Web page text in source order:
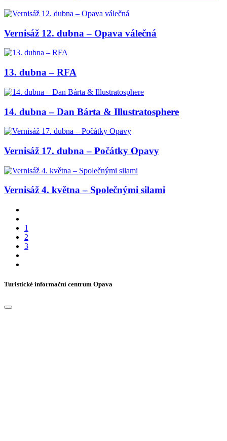
Vernisáž 12. dubna – Opava válečná
13. dubna – RFA
14. dubna – Dan Bárta & Illustratosphere
Vernisáž 17. dubna – Počátky Opavy
Vernisáž 4. května – Společnými silami
1
2
3
Turistické informační centrum Opava